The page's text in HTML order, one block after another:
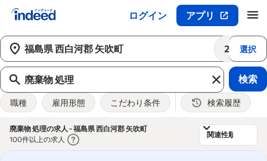
ログイン アプリ
メインコンテンツの開始
25km
選択
検索
職種 雇用形態 こだわり条件 &nbsp; 検索履歴
廃棄物 処理の求人 - 福島県 西白河郡 矢吹町
100件以上の求人